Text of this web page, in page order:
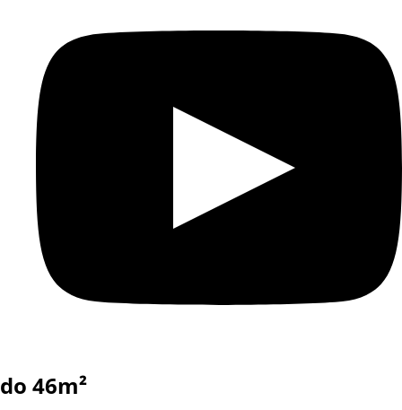
do 46m²